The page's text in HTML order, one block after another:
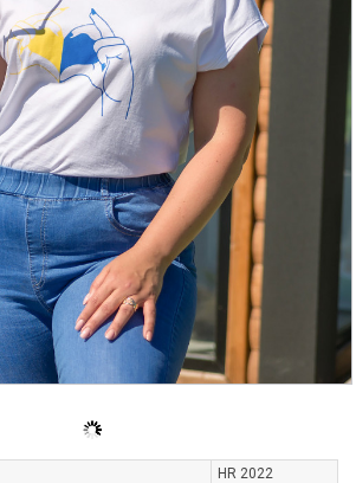
HR 2022